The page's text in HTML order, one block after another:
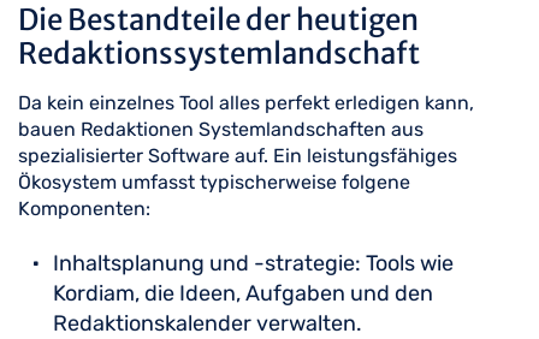
Die Bestandteile der heutigen
Redaktionssystemlandschaft
Da kein einzelnes Tool alles perfekt erledigen kann,
bauen Redaktionen Systemlandschaften aus
spezialisierter Software auf. Ein leistungsfähiges
Ökosystem umfasst typischerweise folgene
Komponenten:
Inhaltsplanung und -strategie: Tools wie
Kordiam, die Ideen, Aufgaben und den
Redaktionskalender verwalten.